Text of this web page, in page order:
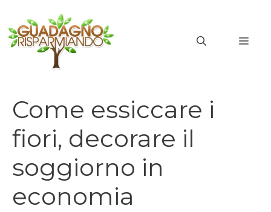
contenuto
Come essiccare i
fiori, decorare il
soggiorno in
economia